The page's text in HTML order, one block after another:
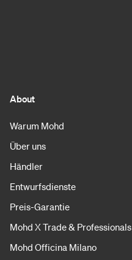
About
Warum Mohd
Über uns
Händler
Entwurfsdienste
Preis-Garantie
Mohd X Trade & Professionals
Mohd Officina Milano